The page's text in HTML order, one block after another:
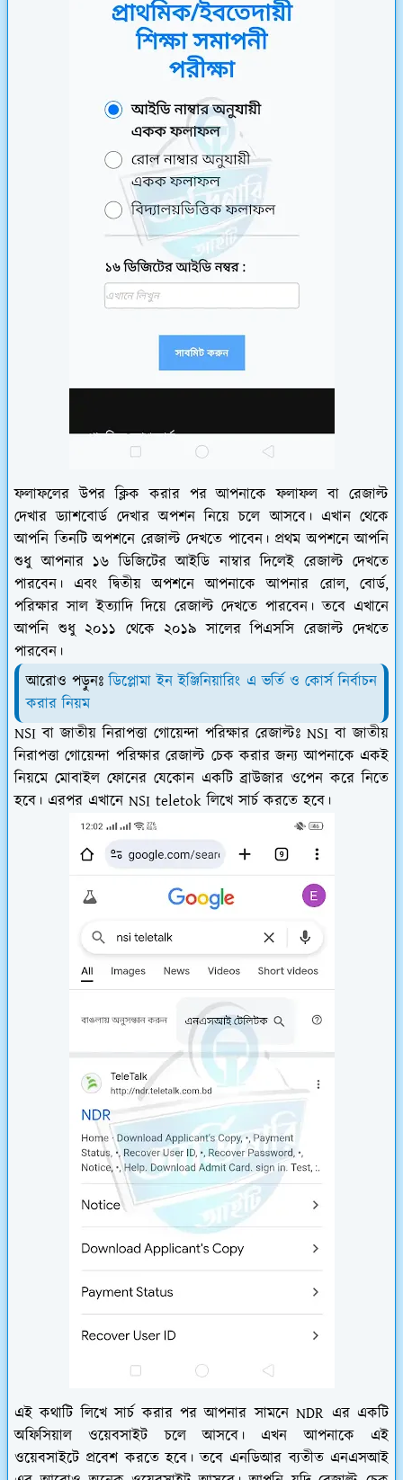
ফলাফলের উপর ক্লিক করার পর আপনাকে ফলাফল বা রেজাল্ট
দেখার ড্যাশবোর্ড দেখার অপশন নিয়ে চলে আসবে। এখান থেকে
আপনি তিনটি অপশনে রেজাল্ট দেখতে পাবেন। প্রথম অপশনে আপনি
শুধু আপনার ১৬ ডিজিটের আইডি নাম্বার দিলেই রেজাল্ট দেখতে
পারবেন। এবং দ্বিতীয় অপশনে আপনাকে আপনার রোল, বোর্ড,
পরিক্ষার সাল ইত্যাদি দিয়ে রেজাল্ট দেখতে পারবেন। তবে এখানে
আপনি শুধু ২০১১ থেকে ২০১৯ সালের পিএসসি রেজাল্ট দেখতে
পারবেন।
আরোও পড়ুনঃডিপ্লোমা ইন ইঞ্জিনিয়ারিং এ ভর্তি ও কোর্স নির্বাচন
করার নিয়ম
NSI বা জাতীয় নিরাপত্তা গোয়েন্দা পরিক্ষার রেজাল্টঃ NSI বা জাতীয়
নিরাপত্তা গোয়েন্দা পরিক্ষার রেজাল্ট চেক করার জন্য আপনাকে একই
নিয়মে মোবাইল ফোনের যেকোন একটি ব্রাউজার ওপেন করে নিতে
হবে। এরপর এখানে NSI teletok লিখে সার্চ করতে হবে।
এই কথাটি লিখে সার্চ করার পর আপনার সামনে NDR এর একটি
অফিসিয়াল ওয়েবসাইট চলে আসবে। এখন আপনাকে এই
ওয়েবসাইটে প্রবেশ করতে হবে। তবে এনডিআর ব্যতীত এনএসআই